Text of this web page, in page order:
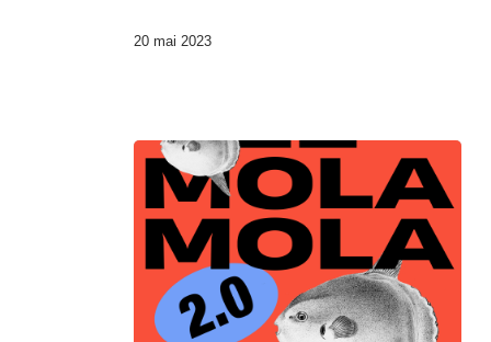
20 mai 2023